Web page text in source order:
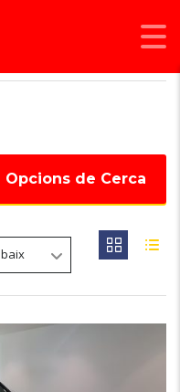
Opcions de Cerca